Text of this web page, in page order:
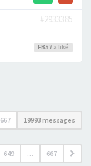
#2933385
FB57 a liké
667 19993 messages
649 … 667